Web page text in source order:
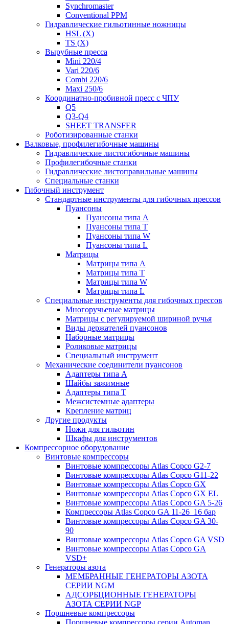
Synchromaster
Conventional PPM
Гидравлические гильотинные ножницы
HSL (X)
TS (X)
Вырубные пресса
Mini 220/4
Vari 220/6
Combi 220/6
Maxi 250/6
Координатно-пробивной пресс с ЧПУ
Q5
Q3-Q4
SHEET TRANSFER
Роботизированные станки
Валковые, профилегибочные машины
Гидравлические листогибочные машины
Профилегибочные станки
Гидравлические листоправильные машины
Специальные станки
Гибочный инструмент
Стандартные инструменты для гибочных прессов
Пуансоны
Пуансоны типа A
Пуансоны типа T
Пуансоны типа W
Пуансоны типа L
Матрицы
Матрицы типа A
Матрицы типа T
Матрицы типа W
Матрицы типа L
Специальные инструменты для гибочных прессов
Многоручьевые матрицы
Матрицы с регулируемой шириной ручья
Виды держателей пуансонов
Наборные матрицы
Роликовые матрицы
Специальный инструмент
Механические соединители пуансонов
Адаптеры типа A
Шайбы зажимные
Адаптеры типа T
Межсистемные адаптеры
Крепление матриц
Другие продукты
Ножи для гильотин
Шкафы для инструментов
Компрессорное оборудование
Винтовые компрессоры
Винтовые компрессоры Atlas Copco G2-7
Винтовые компрессоры Atlas Copco G11-22
Винтовые компрессоры Atlas Copco GX
Винтовые компрессоры Atlas Copco GX EL
Винтовые компрессоры Atlas Copco GA 5-26
Компрессоры Atlas Copco GA 11-26_16 бар
Винтовые компрессоры Atlas Copco GA 30-
90
Винтовые компрессоры Atlas Copco GA VSD
Винтовые компрессоры Atlas Copco GA
VSD+
Генераторы азота
МЕМБРАННЫЕ ГЕНЕРАТОРЫ АЗОТА
СЕРИИ NGM
АДСОРБЦИОННЫЕ ГЕНЕРАТОРЫ
АЗОТА СЕРИИ NGP
Поршневые компрессоры
Поршневые компрессоры серии Automan